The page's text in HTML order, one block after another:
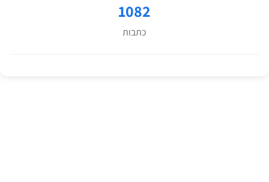
1082
כתבות